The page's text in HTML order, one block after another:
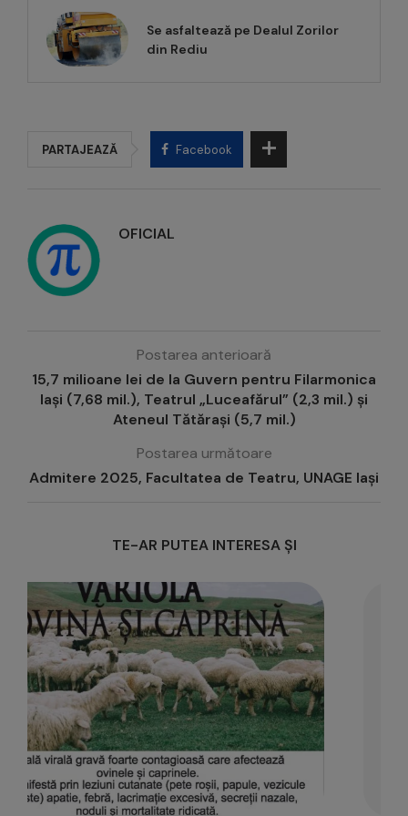
Se asfaltează pe Dealul Zorilor
din Rediu
PARTAJEAZĂ Facebook
OFICIAL
Postarea anterioară
15,7 milioane lei de la Guvern pentru Filarmonica
Iași (7,68 mil.), Teatrul „Luceafărul” (2,3 mil.) și
Ateneul Tătărași (5,7 mil.)
Postarea următoare
Admitere 2025, Facultatea de Teatru, UNAGE Iași
TE-AR PUTEA INTERESA ȘI